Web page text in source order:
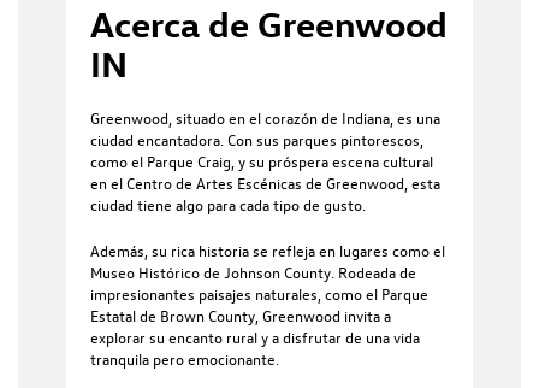
Acerca de Greenwood
IN
Greenwood, situado en el corazón de Indiana, es una
ciudad encantadora. Con sus parques pintorescos,
como el Parque Craig, y su próspera escena cultural
en el Centro de Artes Escénicas de Greenwood, esta
ciudad tiene algo para cada tipo de gusto.
Además, su rica historia se refleja en lugares como el
Museo Histórico de Johnson County. Rodeada de
impresionantes paisajes naturales, como el Parque
Estatal de Brown County, Greenwood invita a
explorar su encanto rural y a disfrutar de una vida
tranquila pero emocionante.